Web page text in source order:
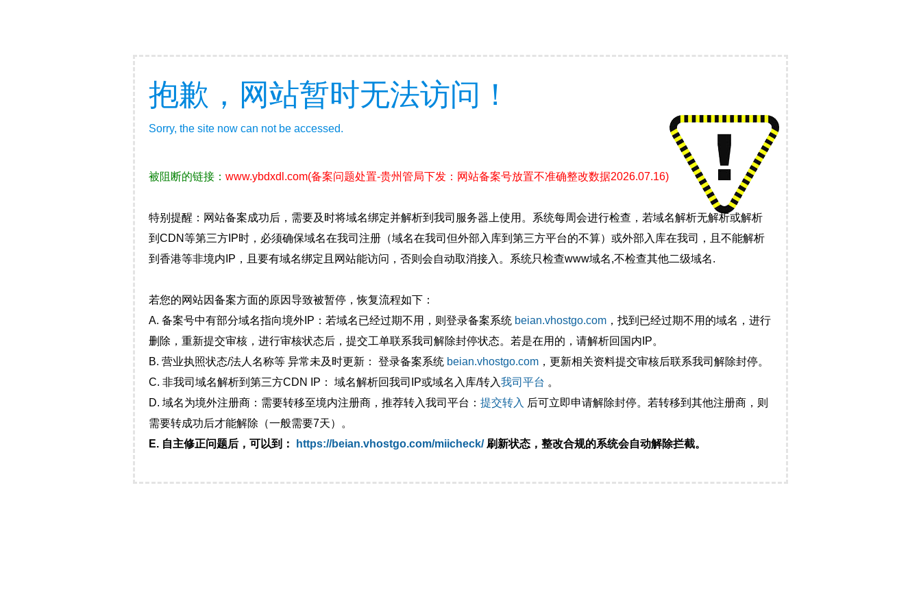
抱歉，网站暂时无法访问！
Sorry, the site now can not be accessed.
被阻断的链接： www.ybdxdl.com(备案问题处置-贵州管局下发：网站备案号放置不准确整改数据2026.07.16)
特别提醒：网站备案成功后，需要及时将域名绑定并解析到我司服务器上使用。系统每周会进行检查，若域名解析无解析或解析
到CDN等第三方IP时，必须确保域名在我司注册（域名在我司但外部入库到第三方平台的不算）或外部入库在我司，且不能解析
到香港等非境内IP，且要有域名绑定且网站能访问，否则会自动取消接入。系统只检查www域名,不检查其他二级域名.
若您的网站因备案方面的原因导致被暂停，恢复流程如下：
A. 备案号中有部分域名指向境外IP：若域名已经过期不用，则登录备案系统 beian.vhostgo.com ，找到已经过期不用的域名，进行
删除，重新提交审核，进行审核状态后，提交工单联系我司解除封停状态。若是在用的，请解析回国内IP。
B. 营业执照状态/法人名称等 异常未及时更新： 登录备案系统 beian.vhostgo.com ，更新相关资料提交审核后联系我司解除封停。
C. 非我司域名解析到第三方CDN IP： 域名解析回我司IP或域名入库/转入我司平台 。
D. 域名为境外注册商：需要转移至境内注册商，推荐转入我司平台： 提交转入 后可立即申请解除封停。若转移到其他注册商，则
需要转成功后才能解除（一般需要7天）。
E. 自主修正问题后，可以到：
https://beian.vhostgo.com/miicheck/刷新状态，整改合规的系统会自动解除拦截。